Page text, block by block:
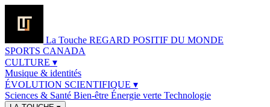
La Touche REGARD POSITIF DU MONDE
SPORTS CANADA
CULTURE ▾
Musique & identités
ÉVOLUTION SCIENTIFIQUE ▾
Sciences & Santé Bien-être Énergie verte Technologie